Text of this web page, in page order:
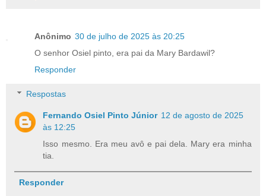
Anônimo 30 de julho de 2025 às 20:25
O senhor Osiel pinto, era pai da Mary Bardawil?
Responder
Respostas
Fernando Osiel Pinto Júnior 12 de agosto de 2025
às 12:25
Isso mesmo. Era meu avô e pai dela. Mary era minha
tia.
Responder